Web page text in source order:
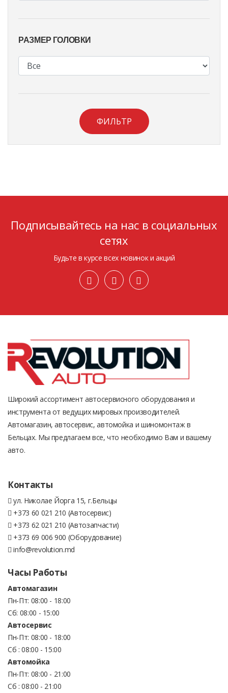
РАЗМЕР ГОЛОВКИ
ФИЛЬТР
Подписывайтесь на нас в социальных
сетях
Будьте в курсе всех новинок и акций
Широкий ассортимент автосервисного оборудования и
инструмента от ведущих мировых производителей.
Автомагазин, автосервис, автомойка и шиномонтаж в
Бельцах. Мы предлагаем все, что необходимо Вам и вашему
авто.
Контакты
ул. Николае Йорга 15, г.Бельцы
+373 60 021 210 (Автосервис)
+373 62 021 210 (Автозапчасти)
+373 69 006 900 (Оборудование)
info@revolution.md
Часы Работы
Автомагазин
Пн-Пт: 08:00 - 18:00
Сб: 08:00 - 15:00
Автосервис
Пн-Пт: 08:00 - 18:00
Сб : 08:00 - 15:00
Автомойка
Пн-Пт: 08:00 - 21:00
Сб : 08:00 - 21:00